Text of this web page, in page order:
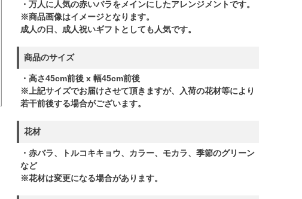
・万人に人気の赤いバラをメインにしたアレンジメントです。
※商品画像はイメージとなります。
成人の日、成人祝いギフトとしても人気です。
商品のサイズ
・高さ45cm前後 x 幅45cm前後
※上記サイズでお届けさせて頂きますが、入荷の花材等により
若干前後する場合がございます。
花材
・赤バラ、トルコキキョウ、カラー、モカラ、季節のグリーン
など
※花材は変更になる場合があります。